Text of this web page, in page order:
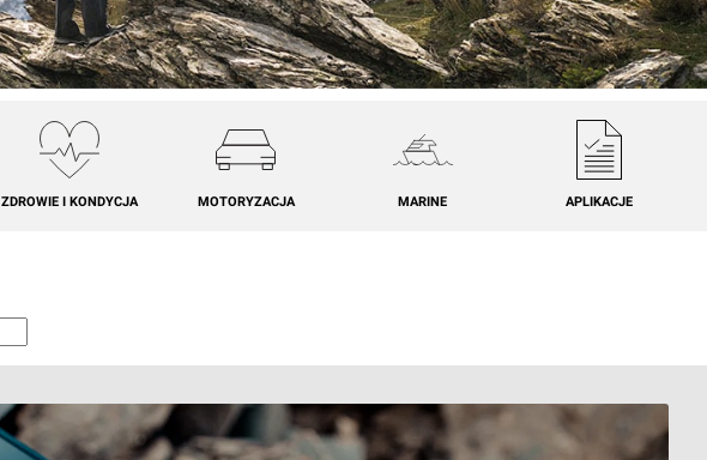
ZDROWIE I KONDYCJA MOTORYZACJA MARINE APLIKACJE